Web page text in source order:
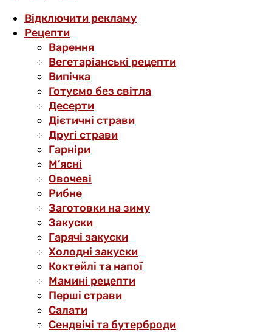
Відключити рекламу
Рецепти
Варення
Вегетаріанські рецепти
Випічка
Готуємо без світла
Десерти
Дієтичні страви
Другі страви
Гарніри
М’ясні
Овочеві
Рибне
Заготовки на зиму
Закуски
Гарячі закуски
Холодні закуски
Коктейлі та напої
Мамині рецепти
Перші страви
Салати
Сендвічі та бутерброди